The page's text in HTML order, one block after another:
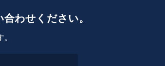
わせください。